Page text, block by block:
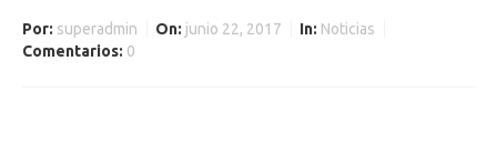
Por: superadmin On: junio 22, 2017 In: Noticias
Comentarios: 0